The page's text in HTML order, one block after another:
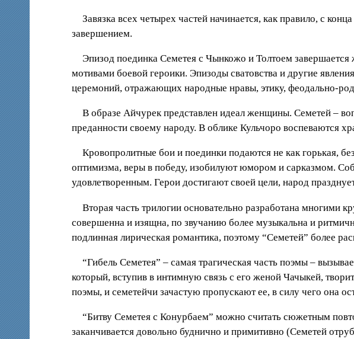
Завязка всех четырех частей начинается, как правило, с
завершением.
Эпизод поединка Семетея с Чынкожо и Толтоем
мотивами боевой героики. Эпизоды сватовства и другие
церемоний, отражающих народные нравы, этику, феодально-
В образе Айчурек представлен идеал женщины. Семетей –
преданности своему народу. В облике Кульчоро воспеваются
Кровопролитные бои и поединки подаются не как горькая,
оптимизма, веры в победу, изобилуют юмором и сарказмом.
удовлетворенным. Герои достигают своей цели, народ
Вторая часть трилогии основательно разработана многими
совершенна и изящна, по звучанию более музыкальна и
подлинная лирическая романтика, поэтому “Семетей” более
“Гибель Семетея” – самая трагическая часть поэмы –
который, вступив в интимную связь с его женой Чачыкей,
поэмы, и семетейчи зачастую пропускают ее, в силу чего она
“Битву Семетея с Конурбаем” можно считать сюжетным
заканчивается довольно буднично и примитивно (Семетей